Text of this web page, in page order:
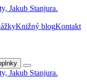
Knižný blogKontakt